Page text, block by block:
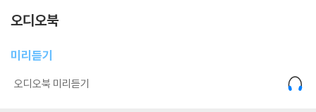
오디오북
미리듣기
오디오북 미리듣기